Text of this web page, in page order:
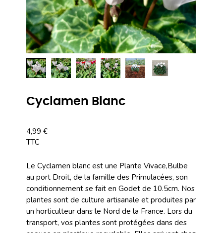
Cyclamen Blanc
4,99 €
TTC
Le Cyclamen blanc est une Plante Vivace,Bulbe
au port Droit, de la famille des Primulacées, son
conditionnement se fait en Godet de 10.5cm. Nos
plantes sont de culture artisanale et produites par
un horticulteur dans le Nord de la France. Lors du
transport, vos plantes sont protégées dans des